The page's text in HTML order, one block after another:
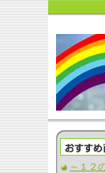
～１２